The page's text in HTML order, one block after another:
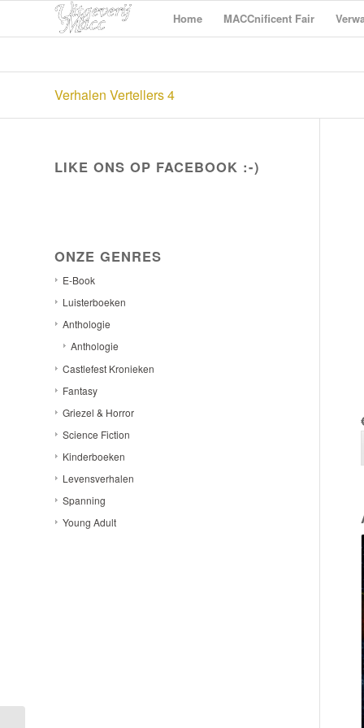
Home MACCnificent Fair
Verhalen Vertellers 4
LIKE ONS OP FACEBOOK :-)
ONZE GENRES
E-Book
Luisterboeken
Anthologie
Anthologie
Castlefest Kronieken
Fantasy
Griezel & Horror
Science Fiction
Kinderboeken
Levensverhalen
Spanning
Young Adult